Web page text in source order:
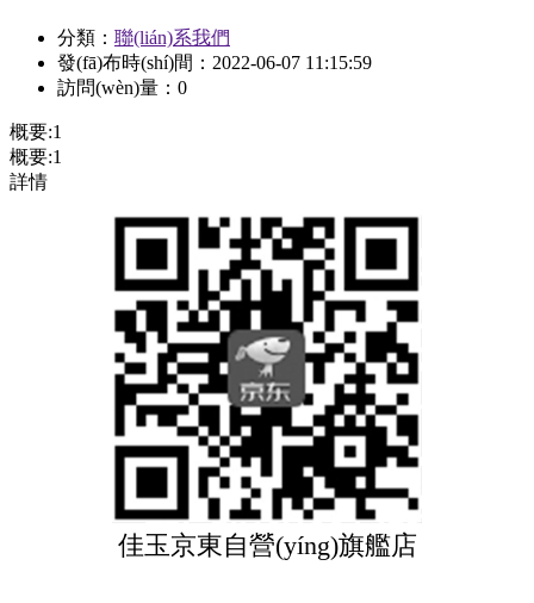
分類： 聯(lián)系我們
發(fā)布時(shí)間： 2022-06-07 11:15:59
訪問(wèn)量： 0
概要:1
概要:1
詳情
佳玉京東自營(yíng)旗艦店